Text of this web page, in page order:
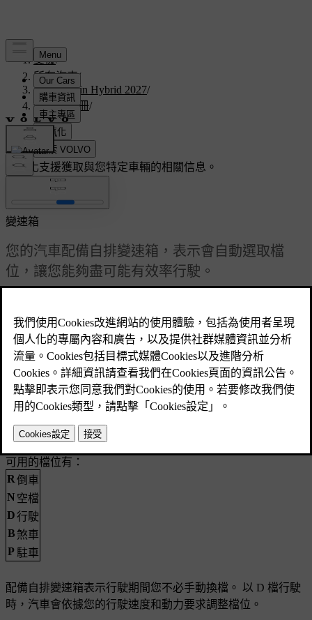
支援/
所有汽車/
V60 Plug-in Hybrid 2027/
使用者手冊/
駕駛/
變速箱
客製化支援獲取與您特定車輛的相關信息。
變速箱
您的汽車配備自排變速箱，表示會自動選取檔
位，讓您能夠盡可能有效率行駛。
可用的檔位有：
R 倒車
N 空檔
D行駛
B煞車
P 駐車
配備自排變速箱表示行駛期間您不必手動換檔。 以 D 檔行駛
時，汽車會依據您的行駛速度和動力要求調整檔位。